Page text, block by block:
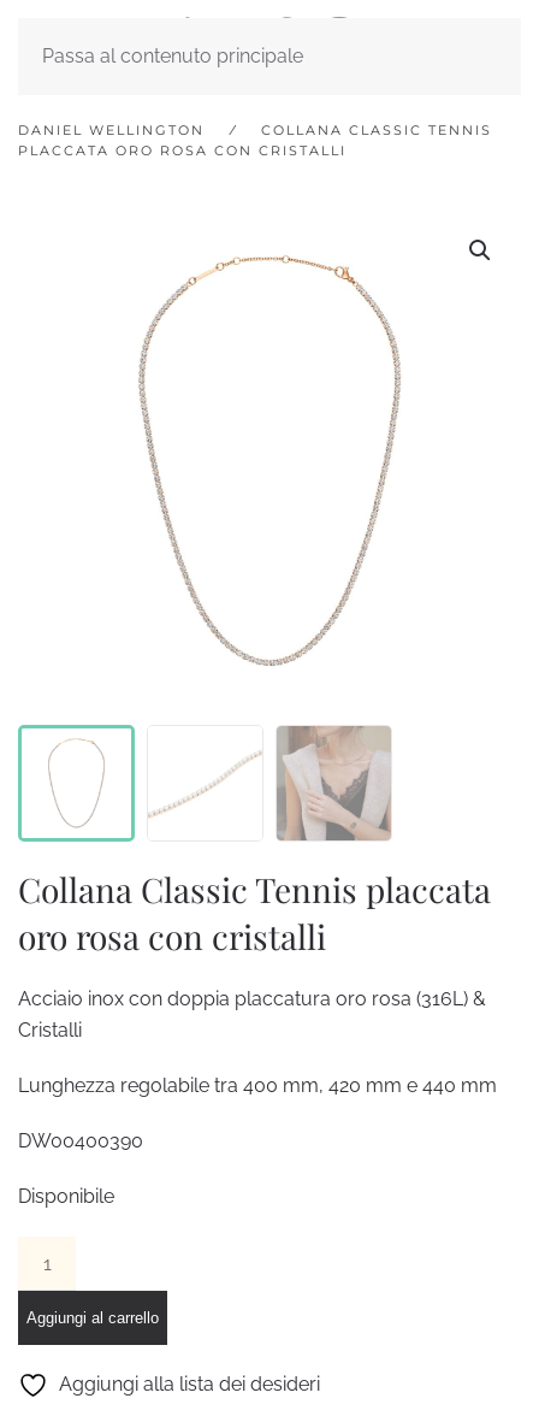
Passa al contenuto principale
DANIEL WELLINGTON
COLLANA CLASSIC TENNIS
PLACCATA ORO ROSA CON CRISTALLI
Collana Classic Tennis placcata
oro rosa con cristalli
Acciaio inox con doppia placcatura oro rosa (316L) &
Cristalli
Lunghezza regolabile tra 400 mm, 420 mm e 440 mm
DW00400390
Disponibile
Tennis
placcata
oro
Aggiungi al carrello
Aggiungi alla lista dei desideri